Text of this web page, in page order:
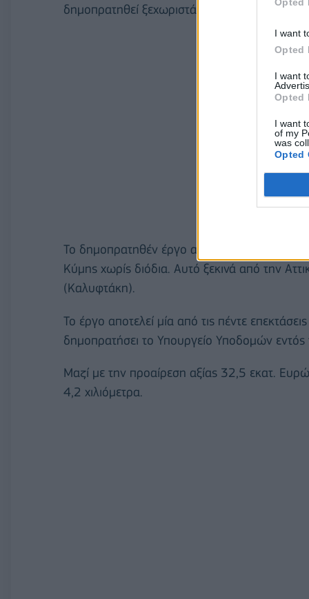
I want
Opted
I want
Opted
I want
of my
was
Opted
δημοπρατηθεί ξεχωριστά.
Το δημοπρατηθέν έργο αφορά στην
Κύμης χωρίς διόδια. Αυτό ξεκινά από την
(Καλυφτάκη).
Το έργο αποτελεί μία από τις πέντε
δημοπρατήσει το Υπουργείο Υποδομών εντός
Μαζί με την προαίρεση αξίας 32,5 εκατ.
4,2 χιλιόμετρα.